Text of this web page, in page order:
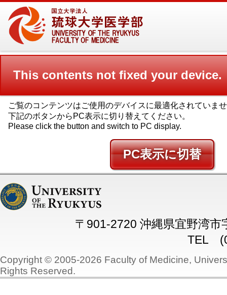
This contents not fixed your device.
ご覧のコンテンツはご使用のデバイスに最適化されていま
下記のボタンからPC表示に切り替えてください。
Please click the button and switch to PC display.
PC
〒901-2720 沖縄県宜野湾市
TEL
Copyright © 2005-2026 Faculty of Medicine,
Rights Reserved.